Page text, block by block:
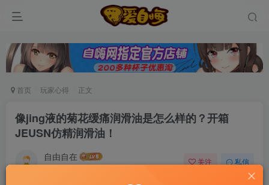
首页 玩家心得 正文
像jing液的菊花缓痛润滑油是怎么样的？开箱
JEUSN仿精润滑油！
自由自在
6个月前发布
关注 私信